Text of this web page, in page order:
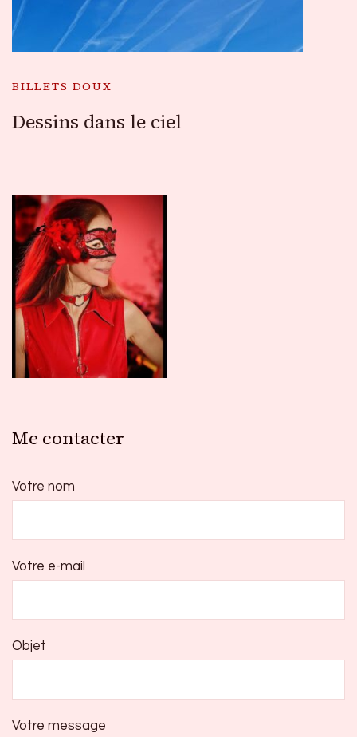
BILLETS DOUX
Dessins dans le ciel
Me contacter
Votre nom
Votre e-mail
Objet
Votre message